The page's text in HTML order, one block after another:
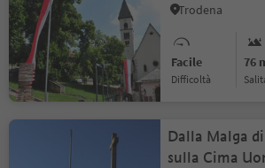
Trodena
Facile
Difficoltà
76
Dalla Malga
sulla Cima